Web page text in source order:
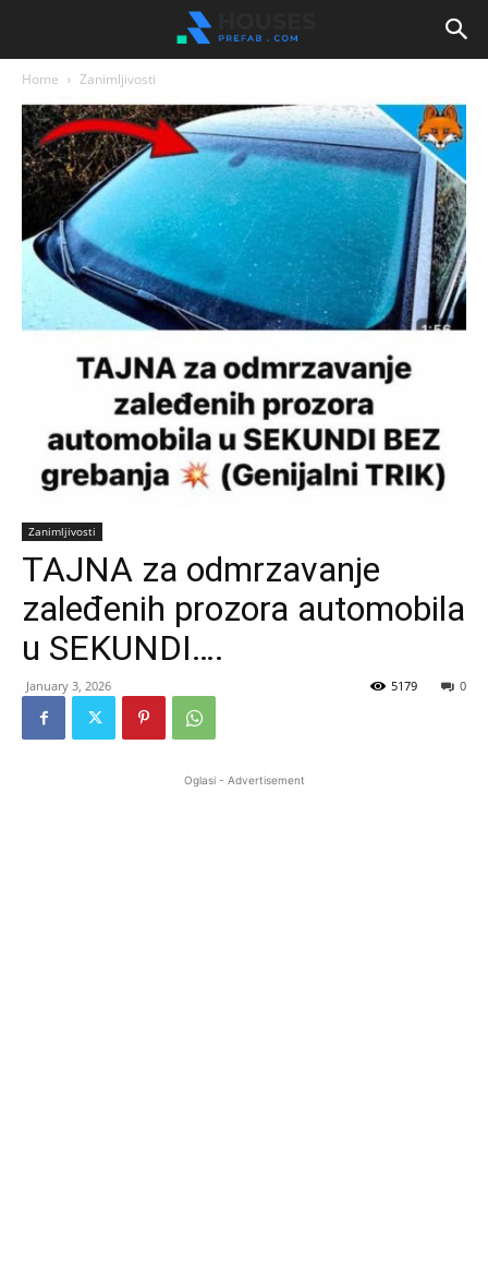
Home Zanimljivosti
Zanimljivosti
TAJNA za odmrzavanje
zaleđenih prozora automobila
u SEKUNDI….
January 3, 2026 0
5179
Oglasi - Advertisement